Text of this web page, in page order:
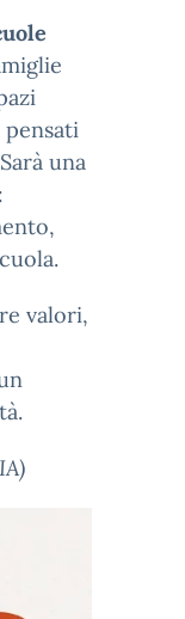
una
valori,